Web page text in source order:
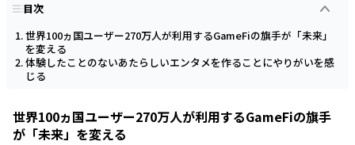
目次
世界100ヵ国ユーザー270万人が利用するGameFiの旗手が「未来」
を変える
体験したことのないあたらしいエンタメを作ることにやりがいを感
じる
世界100ヵ国ユーザー270万人が利用するGameFiの旗手
が「未来」を変える